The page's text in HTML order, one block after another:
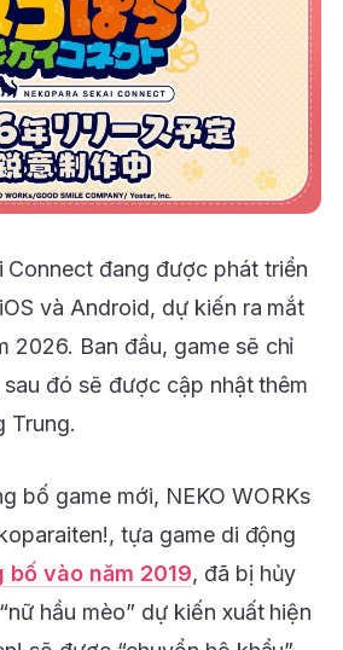
Connect đang được phát triển
và Android, dự kiến ra mắt
2026. Ban đầu, game sẽ chỉ
đó sẽ được cập nhật thêm
Trung.
bố game mới, NEKO WORKs
tựa game di động
bố vào năm 2019, đã bị hủy
hầu mèo” dự kiến xuất hiện